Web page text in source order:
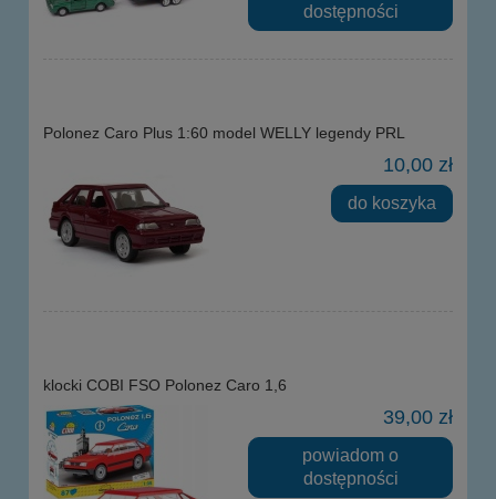
dostępności
Polonez Caro Plus 1:60 model WELLY legendy PRL
10,00 zł
do koszyka
klocki COBI FSO Polonez Caro 1,6
39,00 zł
powiadom o
dostępności